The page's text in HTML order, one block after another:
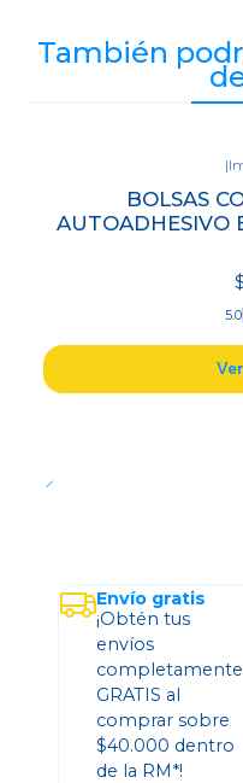
También
|
BOLSAS
AUTOADHESIVO
5.0
Envío gratis
¡Obtén tus
envíos
completamente
GRATIS al
comprar sobre
$40.000 dentro
de la RM*!